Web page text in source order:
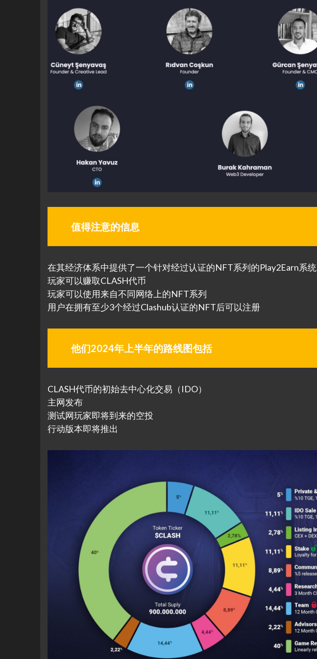
值得注意的信息
在其经济体系中提供了一个针对经过认证的NFT系列的Play2Earn系统
玩家可以赚取CLASH代币
玩家可以使用来自不同网络上的NFT系列
用户在拥有至少3个经过Clashub认证的NFT后可以注册
他们2024年上半年的路线图包括
CLASH代币的初始去中心化交易（IDO）
主网发布
测试网玩家即将到来的空投
行动版本即将推出